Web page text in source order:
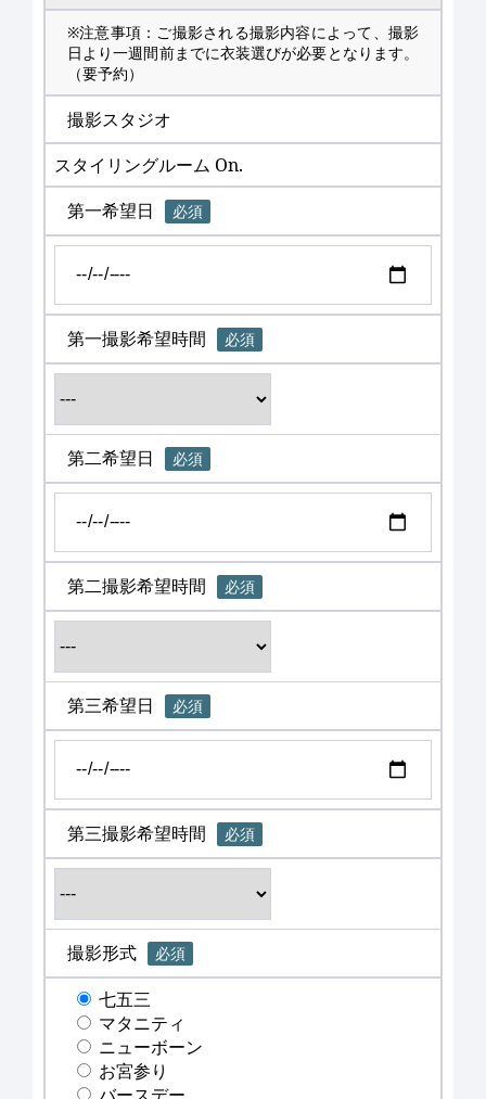
※注意事項：ご撮影される撮影内容によって、撮影
日より一週間前までに衣装選びが必要となります。
（要予約）
撮影スタジオ
スタイリングルーム On.
第一希望日
必須
第一撮影希望時間 必須
第二希望日 必須
第二撮影希望時間 必須
第三希望日 必須
第三撮影希望時間 必須
撮影形式 必須
七五三
マタニティ
ニューボーン
お宮参り
バースデー